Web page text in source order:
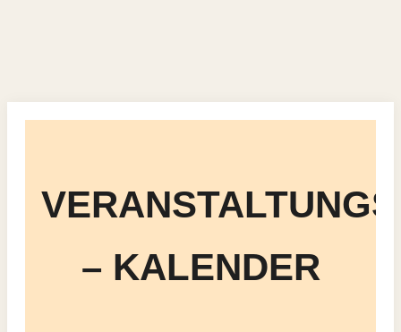
VERANSTALTUNGS
– KALENDER